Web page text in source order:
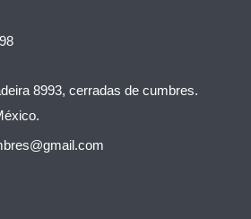
8993, cerradas de cumbres.